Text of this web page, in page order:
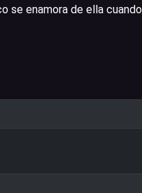
se enamora de ella